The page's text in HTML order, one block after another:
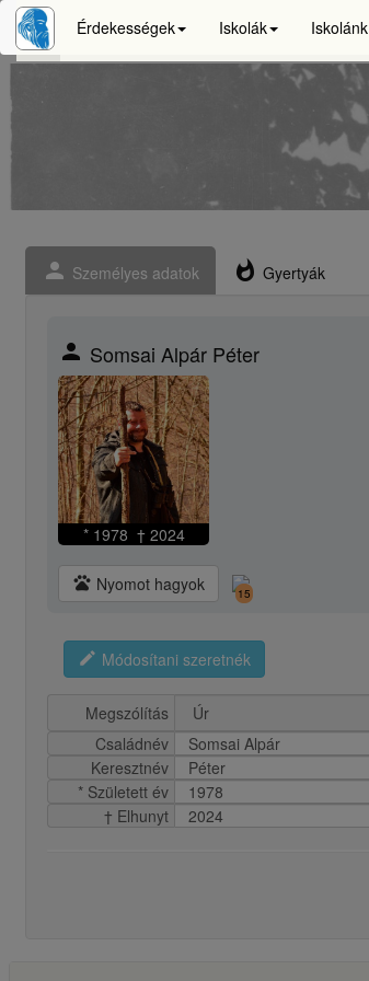
Érdekességek Iskolák Iskolánk
person Személyes adatok whatshot Gyertyák
person Somsai Alpár Péter
* 1978 † 2024
pets Nyomot hagyok 15
edit Módosítani szeretnék
Megszólítás
Családnév
Somsai Alpár
Keresztnév
Péter
* Született év
1978
† Elhunyt
2024